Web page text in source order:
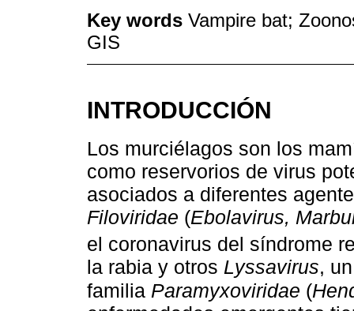
Key words Vampire bat;
GIS
INTRODUCCIÓN
Los murciélagos son los
como reservorios de virus
asociados a diferentes
Filoviridae (Ebolavirus,
el coronavirus del síndrome
la rabia y otros Lyssavirus,
familia Paramyxoviridae (